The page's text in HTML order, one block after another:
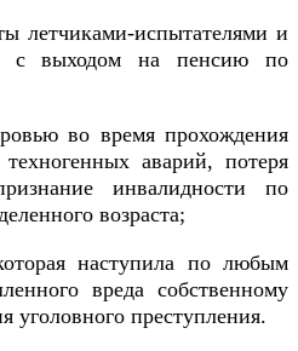
летчиками-испытателями и
с выходом на пенсию по
во время прохождения
аварий, потеря
инвалидности по
возраста;
наступила по любым
вреда собственному
уголовного преступления.